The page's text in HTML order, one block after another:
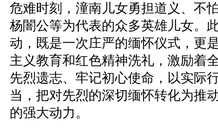
危难时刻，潼南儿女勇担道义、不
杨闇公等为代表的众多英雄儿女。
动，既是一次庄严的缅怀仪式，更
主义教育和红色精神洗礼，激励着
先烈遗志、牢记初心使命，以实际
当，把对先烈的深切缅怀转化为推
的强大动力。